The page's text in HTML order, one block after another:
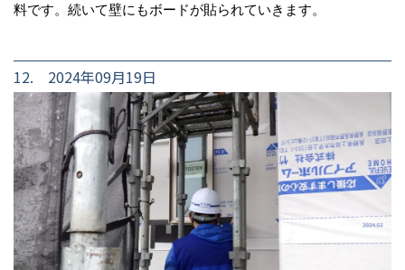
料です。続いて壁にもボードが貼られていきます。
12. 2024年09月19日